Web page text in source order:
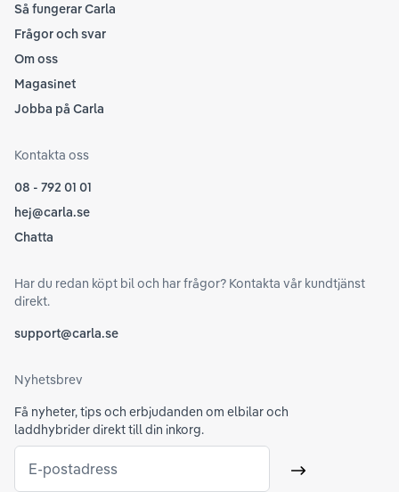
Så fungerar Carla
Frågor och svar
Om oss
Magasinet
Jobba på Carla
Kontakta oss
08 - 792 01 01
hej@carla.se
Chatta
Har du redan köpt bil och har frågor? Kontakta vår kundtjänst
direkt.
support@carla.se
Nyhetsbrev
Få nyheter, tips och erbjudanden om elbilar och
laddhybrider direkt till din inkorg.
E-postadress Skicka